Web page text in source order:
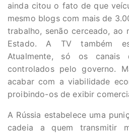
ainda citou o fato de que
mesmo blogs com mais de
trabalho, senão cerceado, ao
Estado. A TV também
Atualmente, só os
controlados pelo governo.
acabar com a viabilidade
proibindo-os de exibir
A Rússia estabelece uma
cadeia a quem transmitir